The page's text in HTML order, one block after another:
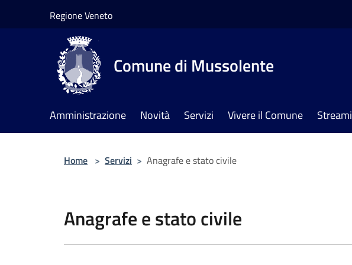
Regione Veneto
Comune di Mussolente
Amministrazione Novità Servizi Vivere il Comune
Home > Servizi > Anagrafe e stato civile
Anagrafe e stato civile